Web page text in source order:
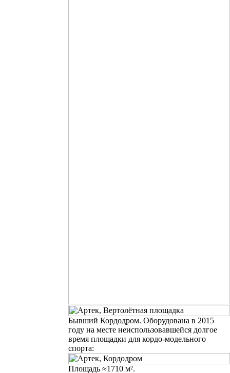
Бывший Кордодром. Оборудована в 2015
году на месте неиспользовавшейся долгое
время площадки для кордо-модельного
спорта:
Площадь ≈1710 м².